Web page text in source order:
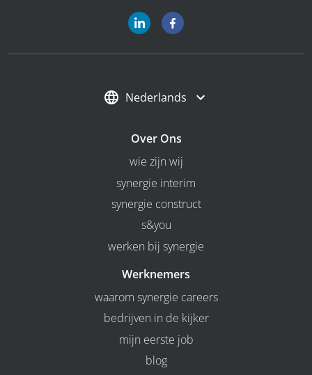
Nederlands
Over Ons
wie zijn wij
synergie interim
synergie construct
s&you
werken bij synergie
Werknemers
waarom synergie careers
bedrijven in de kijker
mijn eerste job
blog